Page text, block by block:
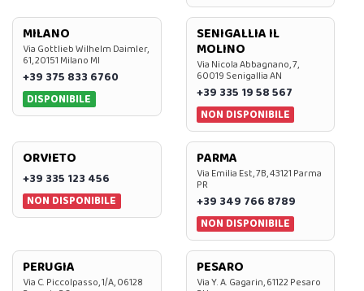
MILANO
Via Gottlieb Wilhelm Daimler,
61, 20151 Milano MI
+39 375 833 6760
DISPONIBILE
SENIGALLIA IL
MOLINO
Via Nicola Abbagnano, 7,
60019 Senigallia AN
+39 335 19 58 567
NON DISPONIBILE
ORVIETO
+39 335 123 456
NON DISPONIBILE
PARMA
Via Emilia Est, 7B, 43121 Parma
PR
+39 349 766 8789
NON DISPONIBILE
PERUGIA
Via C. Piccolpasso, 1/A, 06128
PESARO
Via Y. A. Gagarin, 61122 Pesaro